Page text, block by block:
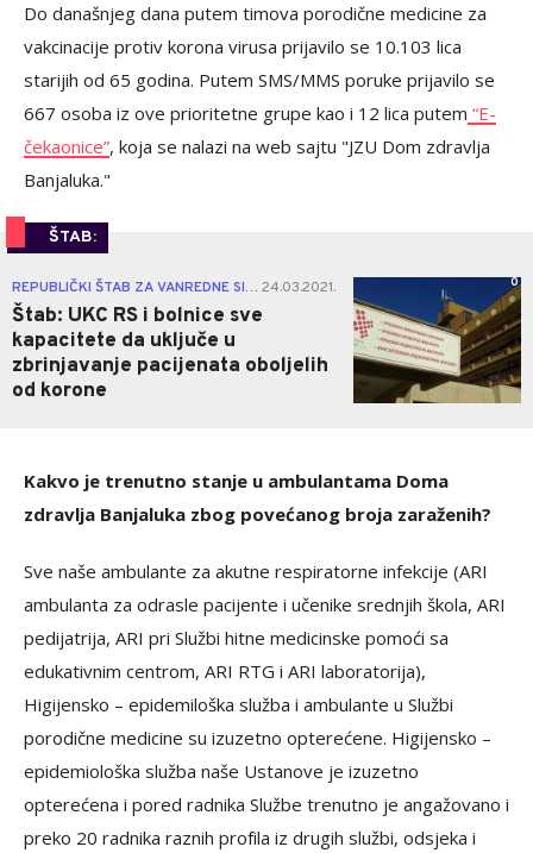
Do današnjeg dana putem timova porodične medicine za
vakcinacije protiv korona virusa prijavilo se 10.103 lica
starijih od 65 godina. Putem SMS/MMS poruke prijavilo se
667 osoba iz ove prioritetne grupe kao i 12 lica putem “E-
čekaonice”, koja se nalazi na web sajtu "JZU Dom zdravlja
Banjaluka."
ŠTAB:
REPUBLIČKI ŠTAB ZA VANREDNE SITUACIJE 24.03.2021.
Štab: UKC RS i bolnice sve
kapacitete da uključe u
zbrinjavanje pacijenata oboljelih
od korone
0
Kakvo je trenutno stanje u ambulantama Doma
zdravlja Banjaluka zbog povećanog broja zaraženih?
Sve naše ambulante za akutne respiratorne infekcije (ARI
ambulanta za odrasle pacijente i učenike srednjih škola, ARI
pedijatrija, ARI pri Službi hitne medicinske pomoći sa
edukativnim centrom, ARI RTG i ARI laboratorija),
Higijensko – epidemiloška služba i ambulante u Službi
porodične medicine su izuzetno opterećene. Higijensko –
epidemiološka služba naše Ustanove je izuzetno
opterećena i pored radnika Službe trenutno je angažovano i
preko 20 radnika raznih profila iz drugih službi, odsjeka i